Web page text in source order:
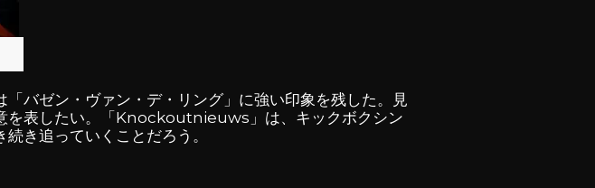
バゼン・ヴァン・デ・リング」に強い印象を残した。見
を表したい。「Knockoutnieuws」は、キックボクシン
き追っていくことだろう。